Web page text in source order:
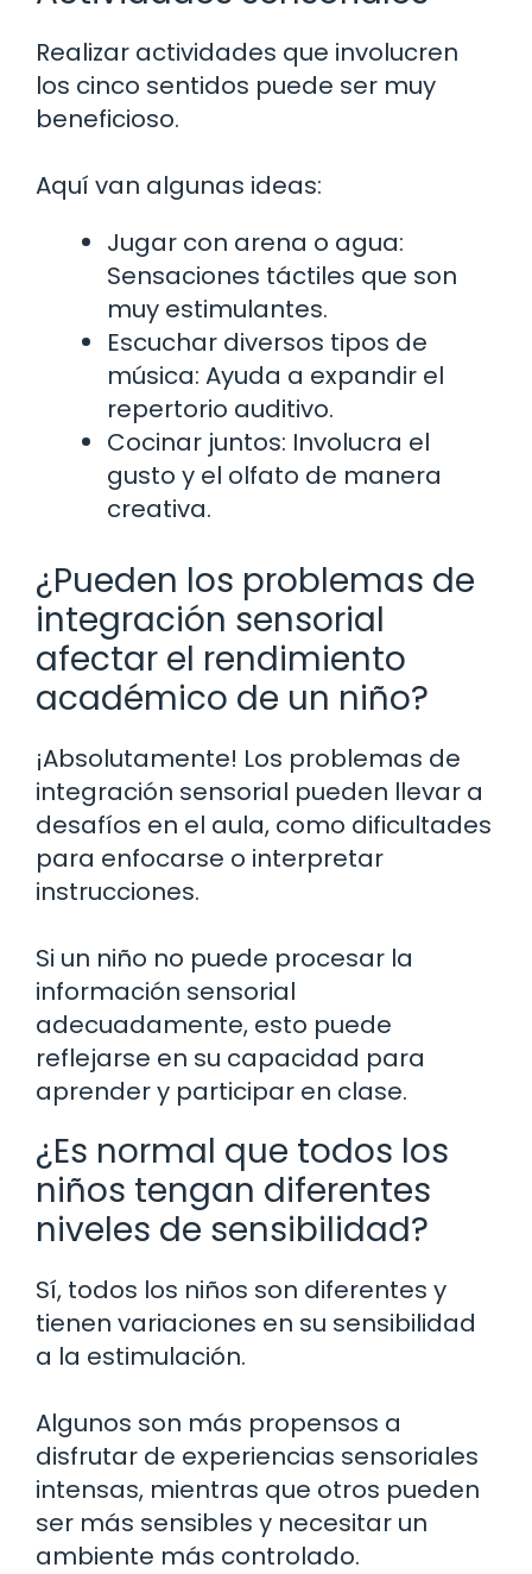
Realizar actividades que involucren
los cinco sentidos puede ser muy
beneficioso.
Aquí van algunas ideas:
Jugar con arena o agua:
Sensaciones táctiles que son
muy estimulantes.
Escuchar diversos tipos de
música: Ayuda a expandir el
repertorio auditivo.
Cocinar juntos: Involucra el
gusto y el olfato de manera
creativa.
¿Pueden los problemas de
integración sensorial
afectar el rendimiento
académico de un niño?
¡Absolutamente! Los problemas de
integración sensorial pueden llevar a
desafíos en el aula, como dificultades
para enfocarse o interpretar
instrucciones.
Si un niño no puede procesar la
información sensorial
adecuadamente, esto puede
reflejarse en su capacidad para
aprender y participar en clase.
¿Es normal que todos los
niños tengan diferentes
niveles de sensibilidad?
Sí, todos los niños son diferentes y
tienen variaciones en su sensibilidad
a la estimulación.
Algunos son más propensos a
disfrutar de experiencias sensoriales
intensas, mientras que otros pueden
ser más sensibles y necesitar un
ambiente más controlado.